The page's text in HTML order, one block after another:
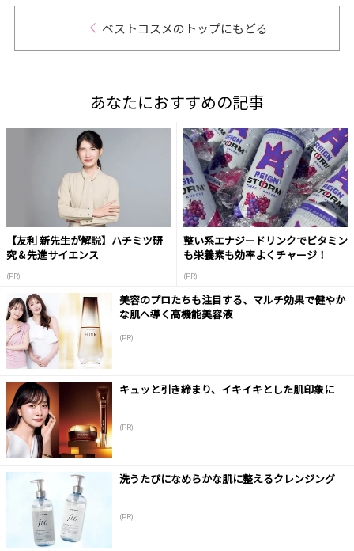
ベストコスメのトップにもどる
あなたにおすすめの記事
【友利 新先生が解説】ハチミツ研
究＆先進サイエンス
(PR)
整い系エナジードリンクでビタミン
も栄養素も効率よくチャージ！
(PR)
美容のプロたちも注目する、マルチ効果で健やか
な肌へ導く高機能美容液
(PR)
キュッと引き締まり、イキイキとした肌印象に
(PR)
洗うたびになめらかな肌に整えるクレンジング
(PR)